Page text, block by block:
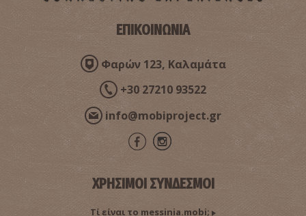
ΕΠΙΚΟΙΝΩΝΙΑ
Φαρών 123, Καλαμάτα
+30 27210 93522
info@mobiproject.gr
ΧΡΗΣΙΜΟΙ ΣΥΝΔΕΣΜΟΙ
Τί είναι το messinia.mobi;